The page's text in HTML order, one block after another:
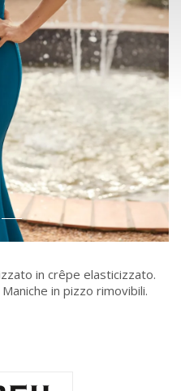
in crêpe elasticizzato.
in pizzo rimovibili.